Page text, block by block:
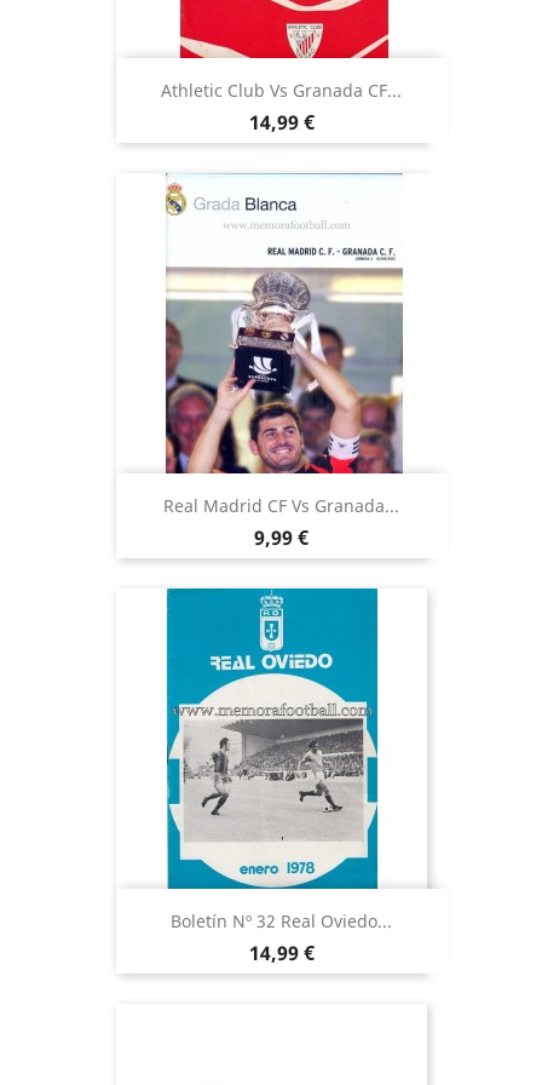
Athletic Club Vs Granada CF...
Precio
14,99 €
Real Madrid CF Vs Granada...
Precio
9,99 €
Boletín Nº 32 Real Oviedo...
Precio
14,99 €